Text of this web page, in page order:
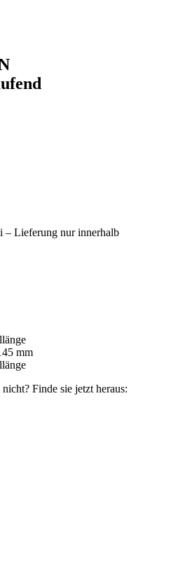
– Lieferung nur innerhalb
mm
nicht? Finde sie jetzt heraus: